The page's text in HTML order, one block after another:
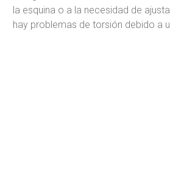
la esquina o a la necesidad de
hay problemas de torsión debido a